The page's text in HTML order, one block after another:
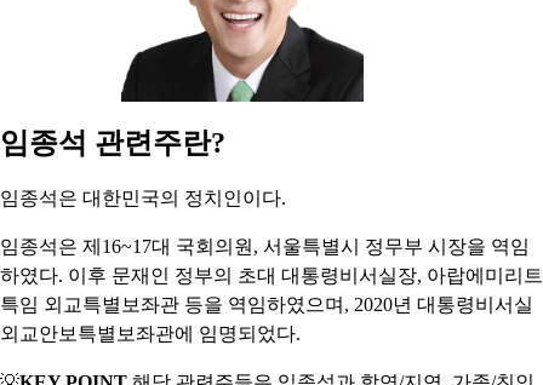
임종석 관련주란?
임종석은 대한민국의 정치인이다.
임종석은 제16~17대 국회의원, 서울특별시 정무부 시장을 역임
하였다. 이후 문재인 정부의 초대 대통령비서실장, 아랍에미리트
특임 외교특별보좌관 등을 역임하였으며, 2020년 대통령비서실
외교안보특별보좌관에 임명되었다.